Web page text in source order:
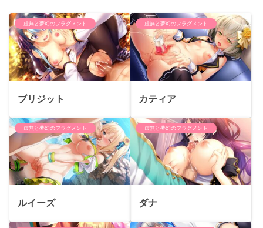
虚無と夢幻のフラグメント
ブリジット
虚無と夢幻のフラグメント
カティア
虚無と夢幻のフラグメント
ルイーズ
虚無と夢幻のフラグメント
ダナ